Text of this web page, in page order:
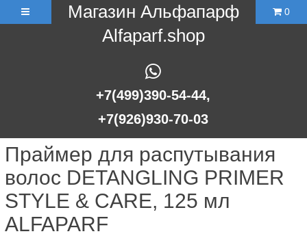
Магазин Альфапарф
Alfaparf.shop
+7(499)390-54-44,
+7(926)930-70-03
0
Праймер для распутывания
волос DETANGLING PRIMER
STYLE & CARE, 125 мл
ALFAPARF